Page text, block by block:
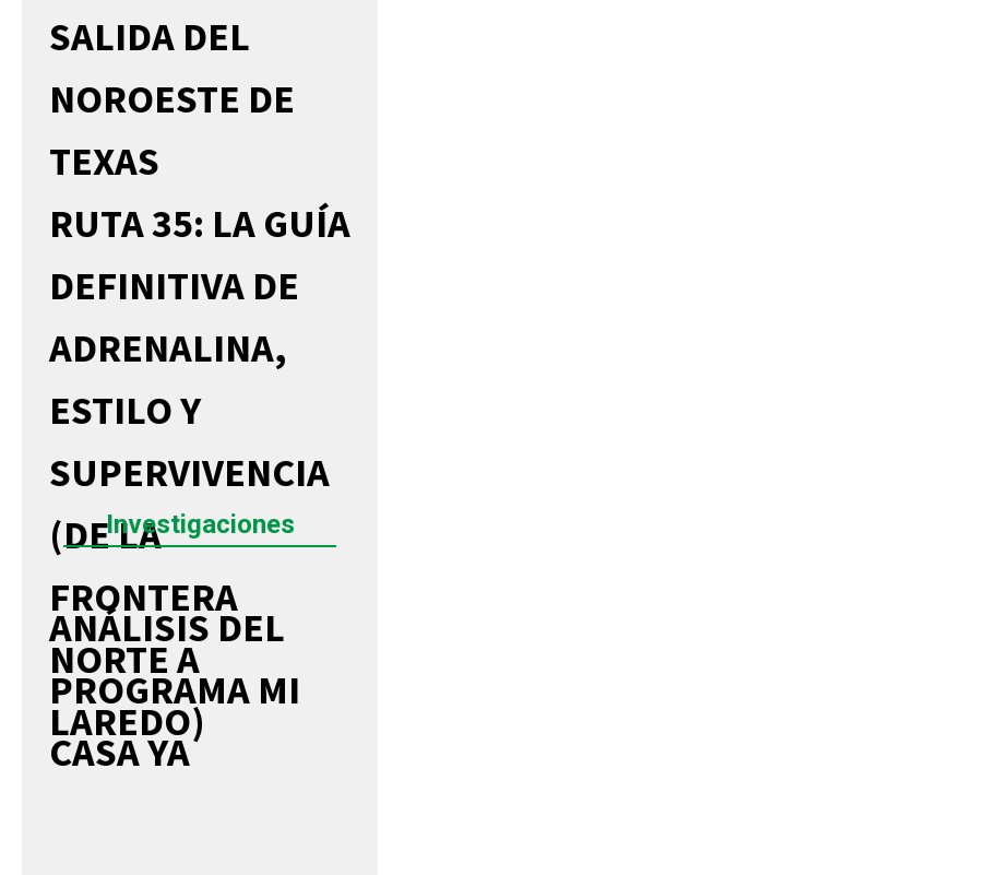
SALIDA DEL
NOROESTE DE
TEXAS
RUTA 35: LA GUÍA
DEFINITIVA DE
ADRENALINA,
ESTILO Y
SUPERVIVENCIA
(DE LA
FRONTERA
NORTE A
LAREDO)
Investigaciones
ANÁLISIS DEL
PROGRAMA MI
CASA YA